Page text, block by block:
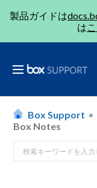
製品ガイドは
は
Box Support
Box Notes